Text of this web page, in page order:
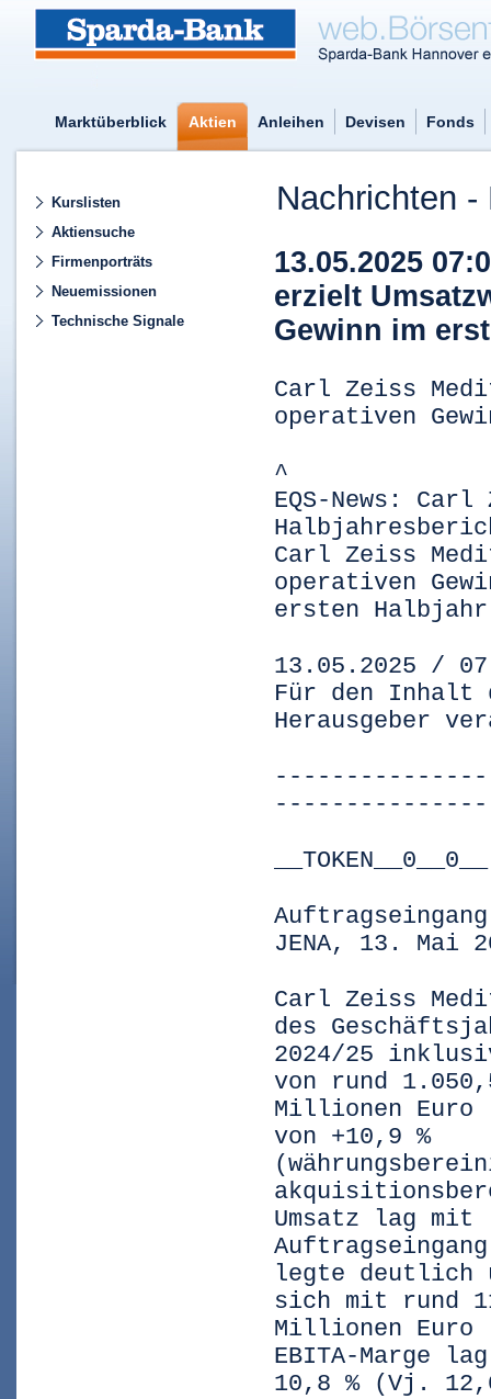
Marktüberblick Aktien Anleihen Devisen Fonds
Kurslisten
Aktiensuche
Firmenporträts
Neuemissionen
Technische Signale
Nachrichten
13.05.2025
erzielt
Gewinn im
Carl Zeiss
operativen
^
EQS-News:
Carl Zeiss
operativen
ersten Halbjahr
13.05.2025 /
Für den
Herausgeber
__TOKEN__0__0__
JENA, 13. Mai
Carl Zeiss
des
2024/25
von rund
Millionen Euro
von +10,9 %
Umsatz lag mit
Auftragseingang
legte deutlich
sich mit rund
Millionen
EBITA-Marge
10,8 % (Vj.